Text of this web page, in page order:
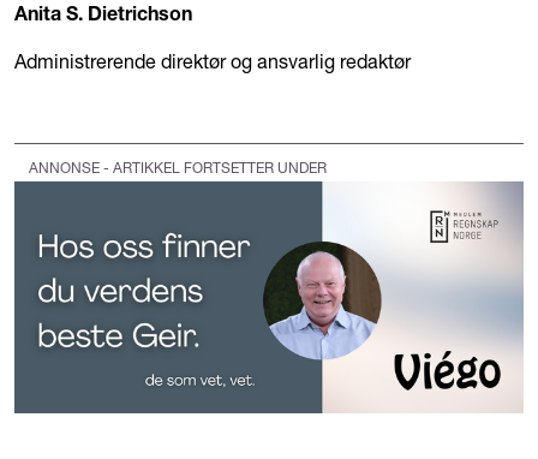
Anita S. Dietrichson
Administrerende direktør og ansvarlig redaktør
ANNONSE - ARTIKKEL FORTSETTER UNDER